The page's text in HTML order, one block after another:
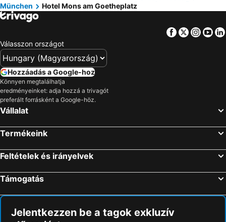
München
Hotel Mons am Goetheplatz
Facebook
Twitter
Válasszon országot
Hozzáadás a Google-hoz
Könnyen megtalálhatja
eredményeinket: adja hozzá a trivagót
preferált forrásként a Google-höz.
Vállalat
Termékeink
Feltételek és irányelvek
Támogatás
Jelentkezzen be a tagok exkluzív